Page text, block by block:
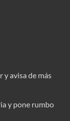
y avisa de más
y pone rumbo